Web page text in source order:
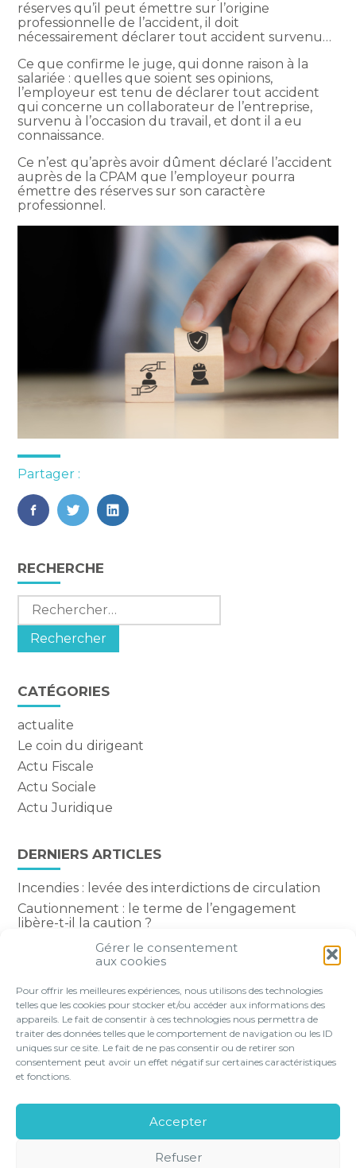
Gérer le consentement
aux cookies
Pour offrir les meilleures expériences, nous utilisons des technologies
telles que les cookies pour stocker et/ou accéder aux informations des
appareils. Le fait de consentir à ces technologies nous permettra de
traiter des données telles que le comportement de navigation ou les ID
uniques sur ce site. Le fait de ne pas consentir ou de retirer son
consentement peut avoir un effet négatif sur certaines caractéristiques
et fonctions.
Accepter
Refuser
réserves qu’il peut émettre sur l’origine
professionnelle de l’accident, il doit
nécessairement déclarer tout accident survenu…
Ce que confirme le juge, qui donne raison à la
salariée : quelles que soient ses opinions,
l’employeur est tenu de déclarer tout accident
qui concerne un collaborateur de l’entreprise,
survenu à l’occasion du travail, et dont il a eu
connaissance.
Ce n’est qu’après avoir dûment déclaré l’accident
auprès de la CPAM que l’employeur pourra
émettre des réserves sur son caractère
professionnel.
Partager :
FaceBook
TwitterLinkedIn
Blog
sidebar
RECHERCHE
Rechercher :
CATÉGORIES
actualite
Le coin du dirigeant
Actu Fiscale
Actu Sociale
Actu Juridique
DERNIERS ARTICLES
Incendies : levée des interdictions de circulation
Cautionnement : le terme de l’engagement
libère-t-il la caution ?
Transport fluvial de marchandises : une aide
financière bienvenue
comptent-elles ?
Footer
NOS SOLUTIONS EN LIGNE
LE CABINET
CONTACT